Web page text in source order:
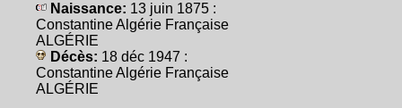
Naissance: 13 juin 1875 :
Constantine Algérie Française
ALGÉRIE
Décès: 18 déc 1947 :
Constantine Algérie Française
ALGÉRIE